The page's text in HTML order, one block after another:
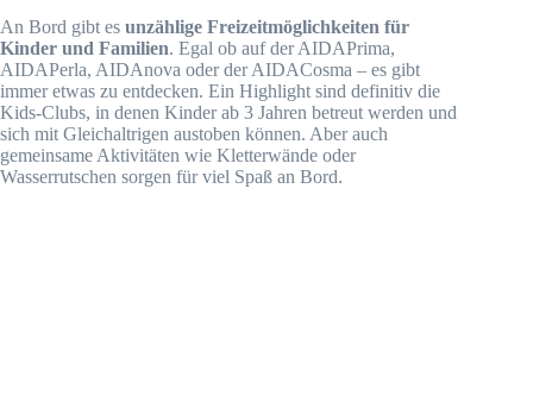
An Bord gibt es unzählige Freizeitmöglichkeiten für
Kinder und Familien. Egal ob auf der AIDAPrima,
AIDAPerla, AIDAnova oder der AIDACosma – es gibt
immer etwas zu entdecken. Ein Highlight sind definitiv die
Kids-Clubs, in denen Kinder ab 3 Jahren betreut werden und
sich mit Gleichaltrigen austoben können. Aber auch
gemeinsame Aktivitäten wie Kletterwände oder
Wasserrutschen sorgen für viel Spaß an Bord.